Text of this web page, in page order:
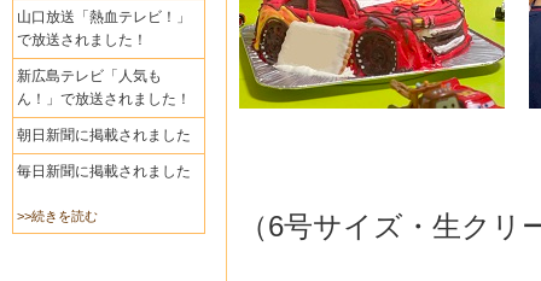
山口放送「熱血テレビ！」
で放送されました！
新広島テレビ「人気も
ん！」で放送されました！
朝日新聞に掲載されました
毎日新聞に掲載されました
>>続きを読む （6号サイズ・生クリ